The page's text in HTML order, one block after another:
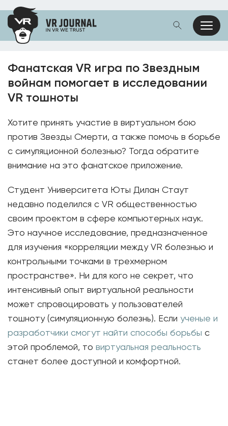
Фанатская VR игра по Звездным
войнам помогает в исследовании
VR тошноты
Хотите принять участие в виртуальном бою
против Звезды Смерти, а также помочь в борьбе
с симуляционной болезнью? Тогда обратите
внимание на это фанатское приложение.
Студент Университета Юты Дилан Стаут
недавно поделился с VR общественностью
своим проектом в сфере компьютерных наук.
Это научное исследование, предназначенное
для изучения «корреляции между VR болезнью и
контрольными точками в трехмерном
пространстве». Ни для кого не секрет, что
интенсивный опыт виртуальной реальности
может спровоцировать у пользователей
тошноту (симуляционную болезнь). Если ученые и
разработчики смогут найти способы борьбы с
этой проблемой, то виртуальная реальность
станет более доступной и комфортной.